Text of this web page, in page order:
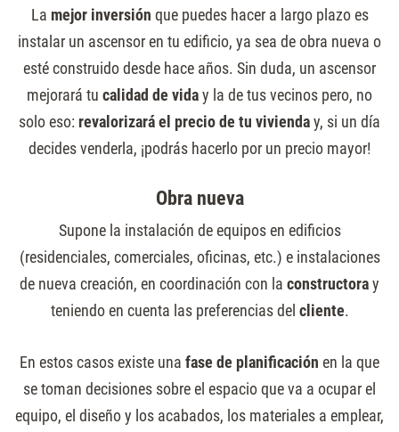
La mejor inversión que puedes hacer a largo plazo es
instalar un ascensor en tu edificio, ya sea de obra nueva o
esté construido desde hace años. Sin duda, un ascensor
mejorará tu calidad de viday la de tus vecinos pero, no
solo eso: revalorizará el precio de tu vivienday, si un día
decides venderla, ¡podrás hacerlo por un precio mayor!
Obra nueva
Supone la instalación de equipos en edificios
(residenciales, comerciales, oficinas, etc.) e instalaciones
de nueva creación, en coordinación con la constructoray
teniendo en cuenta las preferencias del cliente.
En estos casos existe una fase de planificación en la que
se toman decisiones sobre el espacio que va a ocupar el
equipo, el diseño y los acabados, los materiales a emplear,